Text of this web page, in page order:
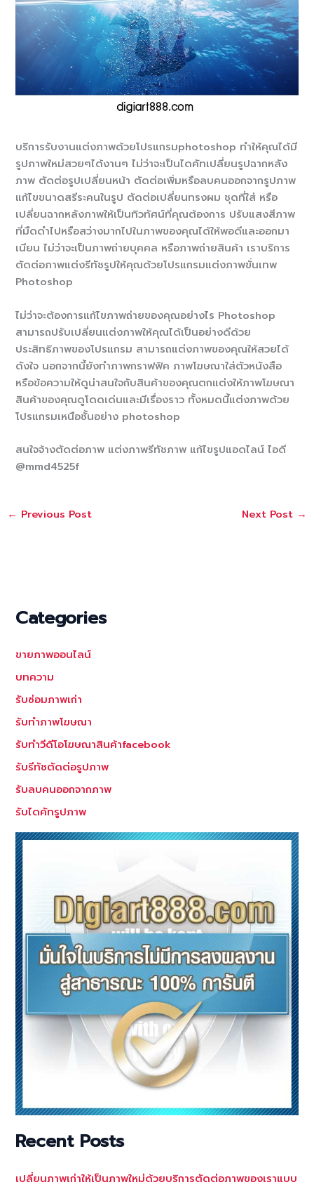
บริการรับงานแต่งภาพด้วยโปรแกรมphotoshop ทำให้คุณได้มี
รูปภาพใหม่สวยๆได้งานๆ ไม่ว่าจะเป็นไดคัทเปลี่ยนรูปฉากหลัง
ภาพ ตัดต่อรูปเปลี่ยนหน้า ตัดต่อเพิ่มหรือลบคนออกจากรูปภาพ
แก้ไขขนาดสรีระคนในรูป ตัดต่อเปลี่ยนทรงผม ชุดที่ใส่ หรือ
เปลี่ยนฉากหลังภาพให้เป็นทิวทัศน์ที่คุณต้องการ ปรับแสงสีภาพ
ที่มืดดำไปหรือสว่างมากไปในภาพของคุณได้ให้พอดีและออกมา
เนียน ไม่ว่าจะเป็นภาพถ่ายบุคคล หรือภาพถ่ายสินค้า เราบริการ
ตัดต่อภาพแต่งรีทัชรูปให้คุณด้วยโปรแกรมแต่งภาพขั่นเทพ
Photoshop
ไม่ว่าจะต้องการแก้ไขภาพถ่ายของคุณอย่างไร Photoshop
สามารถปรับเปลี่ยนแต่งภาพให้คุณได้เป็นอย่างดีด้วย
ประสิทธิภาพของโปรแกรม สามารถแต่งภาพของคุณให้สวยได้
ดังใจ นอกจากนี้ยังทำภาพกราฟฟิค ภาพโฆษณาใส่ตัวหนังสือ
หรือข้อความให้ดูน่าสนใจกับสินค้าของคุณตกแต่งให้ภาพโฆษณา
สินค้าของคุณดูโดดเด่นและมีเรื่องราว ทั้งหมดนี้แต่งภาพด้วย
โปรแกรมเหนือชั้นอย่าง photoshop
สนใจจ้างตัดต่อภาพ แต่งภาพรีทัชภาพ แก้ไขรูปแอดไลน์ ไอดี
@mmd4525f
← Previous Post Next Post →
Categories
ขายภาพออนไลน์
บทความ
รับซ่อมภาพเก่า
รับทำภาพโฆษณา
รับทำวีดีโอโฆษณาสินค้าfacebook
รับรีทัชตัดต่อรูปภาพ
รับลบคนออกจากภาพ
รับไดคัทรูปภาพ
Recent Posts
เปลี่ยนภาพเก่าให้เป็นภาพใหม่ด้วยบริการตัดต่อภาพของเราแบบ